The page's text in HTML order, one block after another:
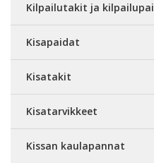
Kilpailutakit ja
Kisapaidat
Kisatakit
Kisatarvikkeet
Kissan kaulapannat